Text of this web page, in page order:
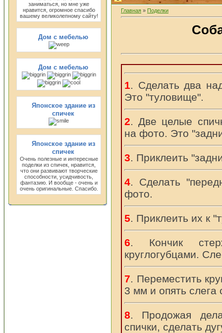
заниматься, но мне уже
нравится, огромное спасибо
вашему великолепному сайту!
Дом с мебелью
Дом с мебелью
Японское здание из
спичек
Японское здание из
спичек
Очень полезные и интересные
поделки из спичек, нравится,
что они развивают творческие
способности, усидчивость,
фантазию. И вообще - очень и
очень оригинальные. Спасибо.
Главная » Поделки
1. Сделать два
Это "туловище".
2. Две целые
на фото. Это
3. Приклеить
4. Сделать
фото.
5. Приклеить их к
6. Кончик
круглогубцами.
7. Переместить
3 мм и опять слега
8. Продожая
спички, сделать